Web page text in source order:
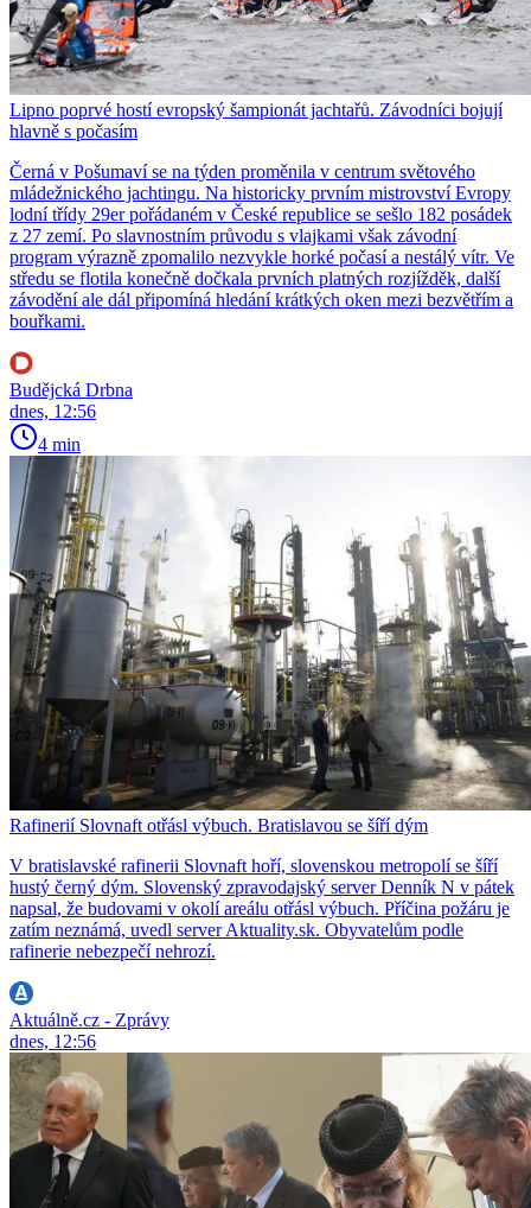
Lipno poprvé hostí evropský šampionát jachtařů. Závodníci bojují
hlavně s počasím
Černá v Pošumaví se na týden proměnila v centrum světového
mládežnického jachtingu. Na historicky prvním mistrovství Evropy
lodní třídy 29er pořádaném v České republice se sešlo 182 posádek
z 27 zemí. Po slavnostním průvodu s vlajkami však závodní
program výrazně zpomalilo nezvykle horké počasí a nestálý vítr. Ve
středu se flotila konečně dočkala prvních platných rozjížděk, další
závodění ale dál připomíná hledání krátkých oken mezi bezvětřím a
bouřkami.
Budějcká Drbna
dnes, 12:56
4 min
Rafinerií Slovnaft otřásl výbuch. Bratislavou se šíří dým
V bratislavské rafinerii Slovnaft hoří, slovenskou metropolí se šíří
hustý černý dým. Slovenský zpravodajský server Denník N v pátek
napsal, že budovami v okolí areálu otřásl výbuch. Příčina požáru je
zatím neznámá, uvedl server Aktuality.sk. Obyvatelům podle
rafinerie nebezpečí nehrozí.
Aktuálně.cz - Zprávy
dnes, 12:56